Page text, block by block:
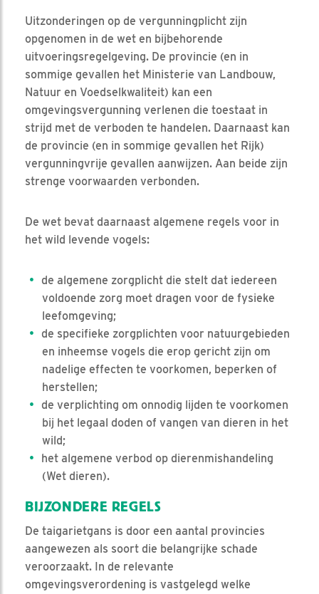
Uitzonderingen op de vergunningplicht zijn
opgenomen in de wet en bijbehorende
uitvoeringsregelgeving. De provincie (en in
sommige gevallen het Ministerie van Landbouw,
Natuur en Voedselkwaliteit) kan een
omgevingsvergunning verlenen die toestaat in
strijd met de verboden te handelen. Daarnaast kan
de provincie (en in sommige gevallen het Rijk)
vergunningvrije gevallen aanwijzen. Aan beide zijn
strenge voorwaarden verbonden.
De wet bevat daarnaast algemene regels voor in
het wild levende vogels:
de algemene zorgplicht die stelt dat iedereen
voldoende zorg moet dragen voor de fysieke
leefomgeving;
de specifieke zorgplichten voor natuurgebieden
en inheemse vogels die erop gericht zijn om
nadelige effecten te voorkomen, beperken of
herstellen;
de verplichting om onnodig lijden te voorkomen
bij het legaal doden of vangen van dieren in het
wild;
het algemene verbod op dierenmishandeling
(Wet dieren).
BIJZONDERE REGELS
De taigarietgans is door een aantal provincies
aangewezen als soort die belangrijke schade
veroorzaakt. In de relevante
omgevingsverordening is vastgelegd welke